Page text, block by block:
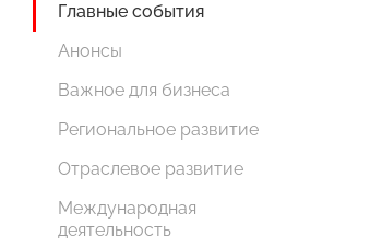
Главные события
Анонсы
Важное для бизнеса
Региональное развитие
Отраслевое развитие
Международная
деятельность